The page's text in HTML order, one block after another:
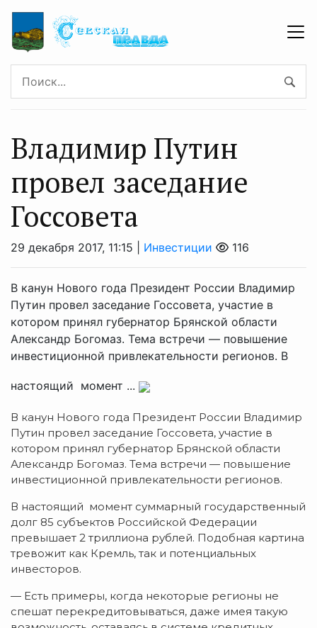
Владимир Путин
провел заседание
Госсовета
29 декабря 2017, 11:15 | Инвестиции 116
В канун Нового года Президент России Владимир
Путин провел заседание Госсовета, участие в
котором принял губернатор Брянской области
Александр Богомаз. Тема встречи — повышение
инвестиционной привлекательности регионов. В
настоящий момент ...
В канун Нового года Президент России Владимир
Путин провел заседание Госсовета, участие в
котором принял губернатор Брянской области
Александр Богомаз. Тема встречи — повышение
инвестиционной привлекательности регионов.
В настоящий момент суммарный государственный
долг 85 субъектов Российской Федерации
превышает 2 триллиона рублей. Подобная картина
тревожит как Кремль, так и потенциальных
инвесторов.
— Есть примеры, когда некоторые регионы не
спешат перекредитовываться, даже имея такую